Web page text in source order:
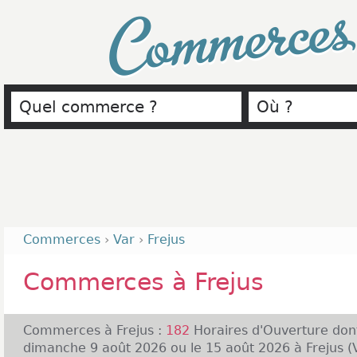
Commerces › Var › Frejus
Commerces à Frejus
Commerces à Frejus : 182 Horaires d'Ouverture
dimanche 9 août 2026 ou le 15 août 2026 à Frejus